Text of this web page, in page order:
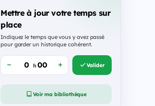
Mettre à jour votre temps sur
place
Indiquez le temps que vous y avez passé
pour garder un historique cohérent.
h Valider
Voir ma bibliothèque